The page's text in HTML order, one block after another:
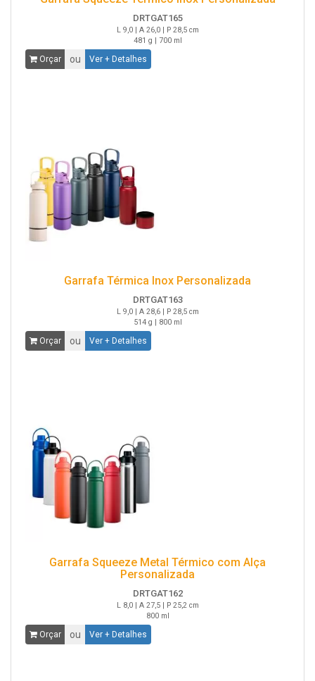
DRTGAT165
L 9,0 | A 26,0 | P 28,5 cm
481 g | 700 ml
Orçar ou Ver + Detalhes
Garrafa Térmica Inox Personalizada
DRTGAT163
L 9,0 | A 28,6 | P 28,5 cm
514 g | 800 ml
Orçar ou Ver + Detalhes
Garrafa Squeeze Metal Térmico com Alça
Personalizada
DRTGAT162
L 8,0 | A 27,5 | P 25,2 cm
800 ml
Orçar ou Ver + Detalhes